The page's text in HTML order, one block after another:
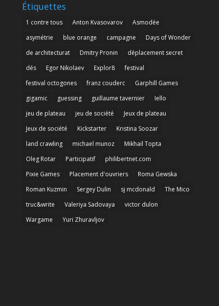
Étiquettes
1 contre tous Anton Kvasovarov
Asmodée
asymétrie
blue orange campagne
Days of Wonder
de architecturat
Dmitry Pronin
déplacement secret
dés
Egor Nikolaev Explor8
festival
festival octogones
franz couderc
Garphill Games
gigamic
guessing guillaume tavernier
Iello
jeu de plateau
jeu de société
Jeux de plateau
Jeux de société
Kickstarter
Kristina Soozar
land crawling
michael munoz
Mikhail Topta
Oleg Rotar
Participatif
philibertnet.com
Pixie Games
Placement d'ouvriers
Roma Gewska
Roman Kuzmin
Sergey Dulin sj mcdonald
The Mico
truc&write
Valeriya Sadovaya
victor dulon
Wargame
Yuri Zhuravljov